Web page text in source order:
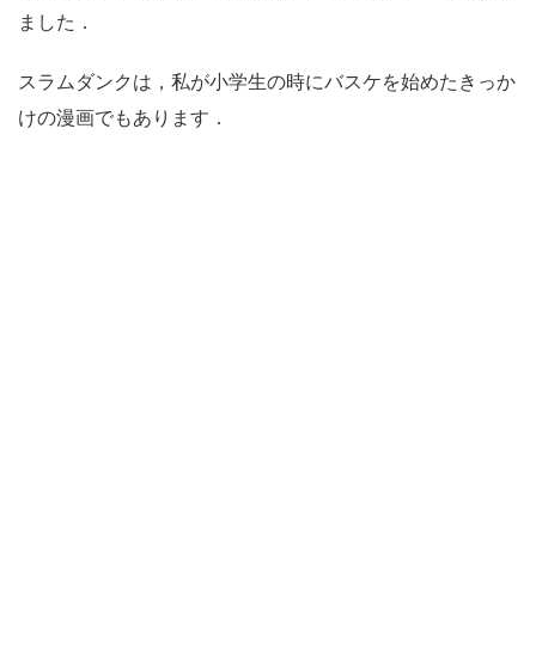
ました．
スラムダンクは，私が小学生の時にバスケを始めたきっか
けの漫画でもあります．